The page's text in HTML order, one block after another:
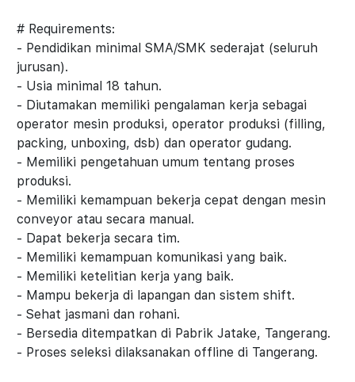
# Requirements:
- Pendidikan minimal SMA/SMK sederajat (seluruh
jurusan).
- Usia minimal 18 tahun.
- Diutamakan memiliki pengalaman kerja sebagai
operator mesin produksi, operator produksi (filling,
packing, unboxing, dsb) dan operator gudang.
- Memiliki pengetahuan umum tentang proses
produksi.
- Memiliki kemampuan bekerja cepat dengan mesin
conveyor atau secara manual.
- Dapat bekerja secara tim.
- Memiliki kemampuan komunikasi yang baik.
- Memiliki ketelitian kerja yang baik.
- Mampu bekerja di lapangan dan sistem shift.
- Sehat jasmani dan rohani.
- Bersedia ditempatkan di Pabrik Jatake, Tangerang.
- Proses seleksi dilaksanakan offline di Tangerang.